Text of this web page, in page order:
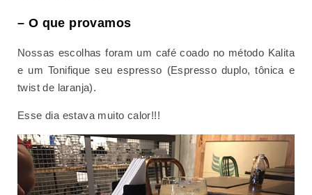
– O que provamos
Nossas escolhas foram um café coado no método Kalita
e um Tonifique seu espresso (Espresso duplo, tônica e
twist de laranja).
Esse dia estava muito calor!!!